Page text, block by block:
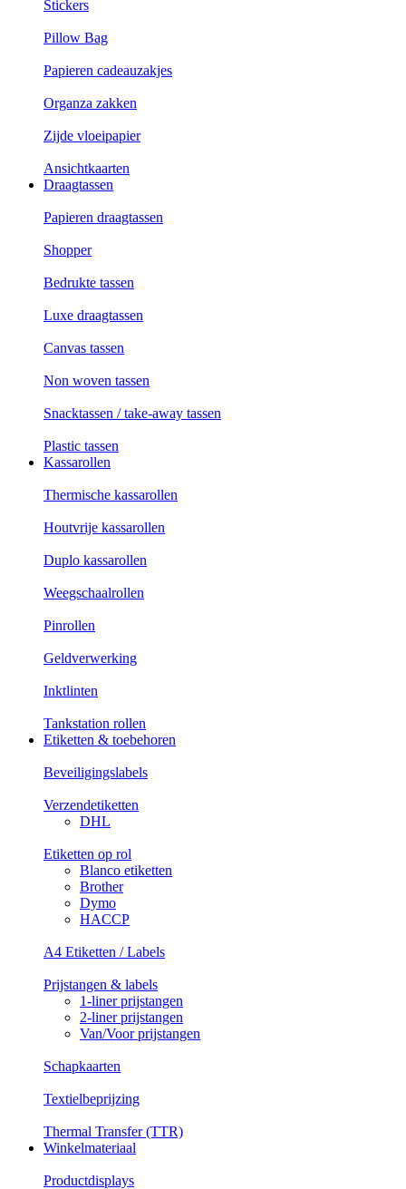
Stickers
Pillow Bag
Papieren cadeauzakjes
Organza zakken
Zijde vloeipapier
Ansichtkaarten
Draagtassen
Papieren draagtassen
Shopper
Bedrukte tassen
Luxe draagtassen
Canvas tassen
Non woven tassen
Snacktassen / take-away tassen
Plastic tassen
Kassarollen
Thermische kassarollen
Houtvrije kassarollen
Duplo kassarollen
Weegschaalrollen
Pinrollen
Geldverwerking
Inktlinten
Tankstation rollen
Etiketten & toebehoren
Beveiligingslabels
Verzendetiketten
DHL
Etiketten op rol
Blanco etiketten
Brother
Dymo
HACCP
A4 Etiketten / Labels
Prijstangen & labels
1-liner prijstangen
2-liner prijstangen
Van/Voor prijstangen
Schapkaarten
Textielbeprijzing
Thermal Transfer (TTR)
Winkelmateriaal
Productdisplays